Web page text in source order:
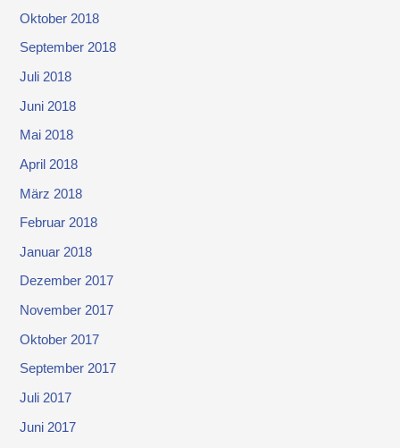
Oktober 2018
September 2018
Juli 2018
Juni 2018
Mai 2018
April 2018
März 2018
Februar 2018
Januar 2018
Dezember 2017
November 2017
Oktober 2017
September 2017
Juli 2017
Juni 2017